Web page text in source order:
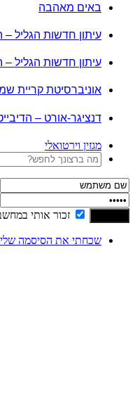
באים מאהבה
עיתון חדשות הגליל –
עיתון חדשות הגליל –
אוניברסיטת קריית
דנציגר-אורט –
מגזין וירטואלי
זכור אותי
שכחתי את הסיסמה שלי